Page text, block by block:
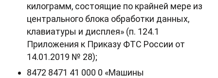
килограмм, состоящие по крайней мере из
центрального блока обработки данных,
клавиатуры и дисплея» (п. 124.1
Приложения к Приказу ФТС России от
14.01.2019 № 28);
8472 8471 41 000 0 «Машины